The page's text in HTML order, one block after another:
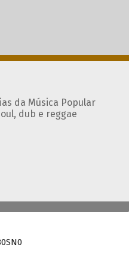
da Música Popular
dub e reggae